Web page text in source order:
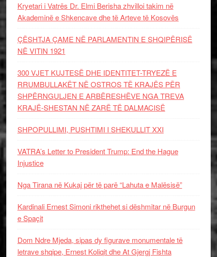
Kryetari i Vatrës Dr. Elmi Berisha zhvilloi takim në
Akademinë e Shkencave dhe të Arteve të Kosovës
ÇËSHTJA ÇAME NË PARLAMENTIN E SHQIPËRISË
NË VITIN 1921
300 VJET KUJTESË DHE IDENTITET-TRYEZË E
RRUMBULLAKËT NË OSTROS TË KRAJËS PËR
SHPËRNGULJEN E ARBËRESHËVE NGA TREVA
KRAJË-SHESTAN NË ZARË TË DALMACISË
SHPOPULLIMI, PUSHTIMI I SHEKULLIT XXI
VATRA’s Letter to President Trump: End the Hague
Injustice
Nga Tirana në Kukaj për të parë “Lahuta e Malësisë”
Kardinali Ernest Simoni rikthehet si dëshmitar në Burgun
e Spaçit
Dom Ndre Mjeda, sipas dy figurave monumentale të
letrave shqipe, Ernest Koliqit dhe At Gjergj Fishta